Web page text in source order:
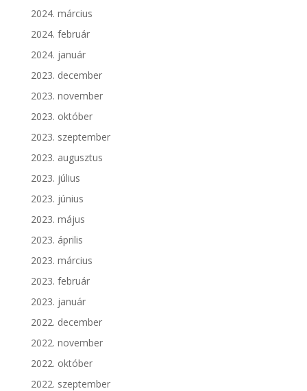
2024. március
2024. február
2024. január
2023. december
2023. november
2023. október
2023. szeptember
2023. augusztus
2023. július
2023. június
2023. május
2023. április
2023. március
2023. február
2023. január
2022. december
2022. november
2022. október
2022. szeptember